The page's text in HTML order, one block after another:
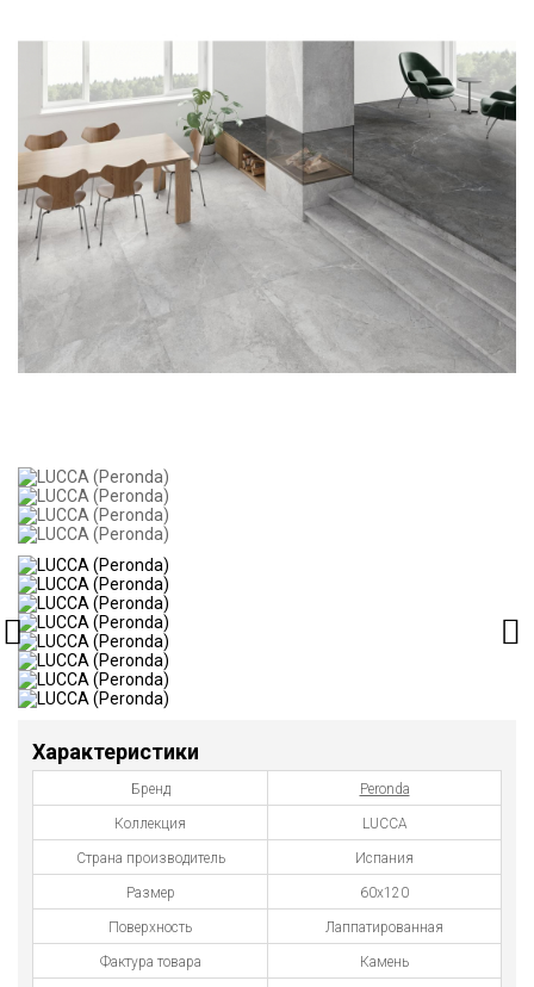
Характеристики
Бренд Peronda
Коллекция LUCCA
Страна производитель Испания
Размер 60x120
Поверхность Лаппатированная
Фактура товара Камень